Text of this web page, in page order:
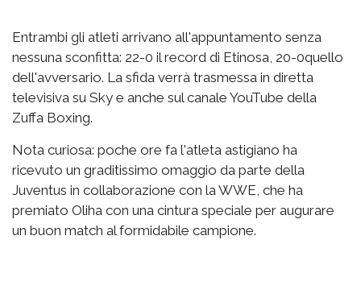
Entrambi gli atleti arrivano all'appuntamento senza
nessuna sconfitta: 22-0 il record di Etinosa, 20-0quello
dell'avversario. La sfida verrà trasmessa in diretta
televisiva su Sky e anche sul canale YouTube della
Zuffa Boxing.
Nota curiosa: poche ore fa l'atleta astigiano ha
ricevuto un graditissimo omaggio da parte della
Juventus in collaborazione con la WWE, che ha
premiato Oliha con una cintura speciale per augurare
un buon match al formidabile campione.